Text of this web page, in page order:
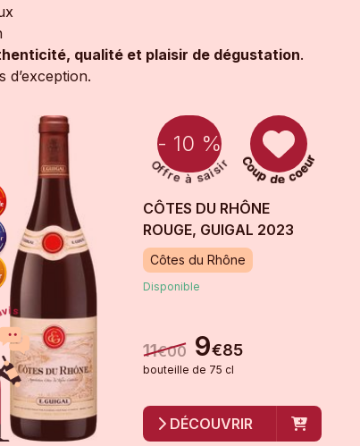
qualité et plaisir de dégustation.
d’exception.
- 10 %
CÔTES DU RHÔNE
ROUGE, GUIGAL 2023
Côtes du Rhône
Disponible
11€00 9€85
bouteille de 75 cl
DÉCOUVRIR